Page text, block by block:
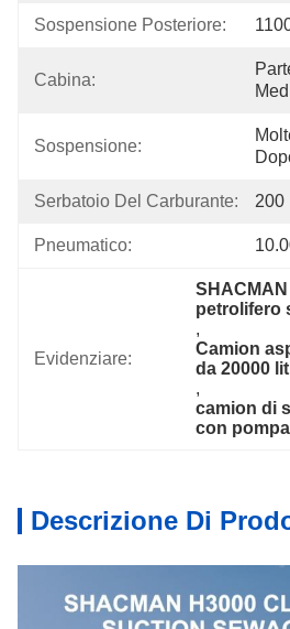
Sospensione Posteriore:
Cabina:
Sospensione:
Serbatoio Del Carburante: 200
Pneumatico:
Evidenziare:
petrolifero
,
Camion
da 20000
,
camion di
con
Descrizione Di